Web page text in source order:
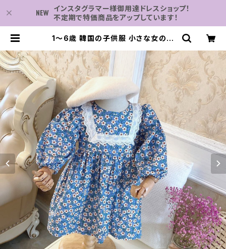
インスタグラマー様御用達ドレスショップ！
不定期で特価商品をアップしています！
1〜6歳 韓国の子供服 小さな女の子
ー レース ブロークン 長袖 春～秋の
コレクション | 子供服・パーティドレ
スなら何でも揃う-2万点～結婚式・卒
業式・発表会の為のドレスショップ